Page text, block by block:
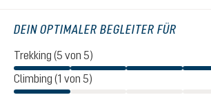
DEIN OPTIMALER BEGLEITER FÜR
Trekking (5 von 5)
Climbing (1 von 5)